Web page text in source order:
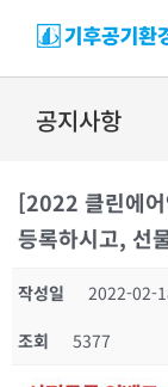
content
공지사항
[2022 클린에
등록하시고, 선
작성일
2022-02-
조회
5377